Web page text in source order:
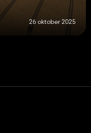
26 oktober 2025